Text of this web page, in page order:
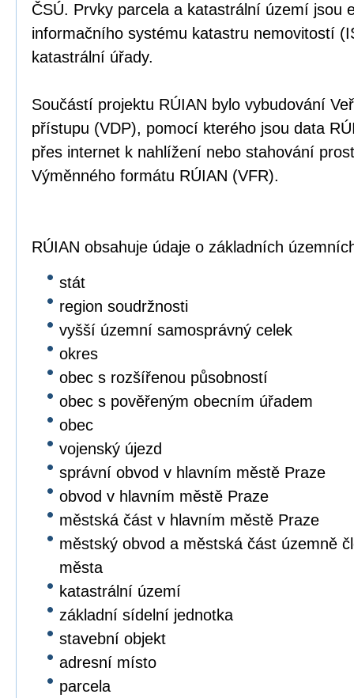
ČSÚ. Prvky parcela a katastrální území jsou
informačního systému katastru nemovitostí
katastrální úřady.
Součástí projektu RÚIAN bylo vybudování
přístupu (VDP), pomocí kterého jsou data
přes internet k nahlížení nebo stahování
Výměnného formátu RÚIAN (VFR).
RÚIAN obsahuje údaje o základních
stát
region soudržnosti
vyšší územní samosprávný celek
okres
obec s rozšířenou působností
obec s pověřeným obecním úřadem
obec
vojenský újezd
správní obvod v hlavním městě Praze
obvod v hlavním městě Praze
městská část v hlavním městě Praze
městský obvod a městská část územně
města
katastrální území
základní sídelní jednotka
stavební objekt
adresní místo
parcela